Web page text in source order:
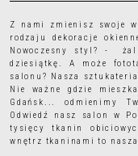
Z nami zmienisz swoje
rodzajudekoracje
Nowoczesny styl? -
dziesiątkę. A może
salonu? Nasza
Nie ważne gdzie
Gdańsk... odmienimy
Odwiedź nasz salon w
tysięcytkanin
wnętrz tkaninami to